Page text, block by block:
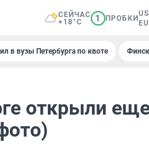
СЕЙЧАС
+18°C
1 ПРОБКИ
в вузы Петербурга по квоте
открыли